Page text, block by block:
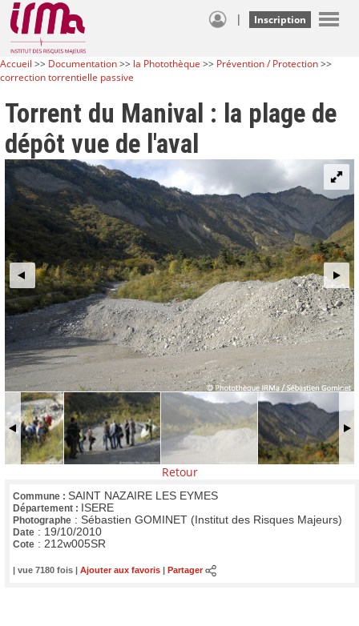
| Inscription
Accueil >> Documentation>> la Photothèque >> Prévention / Protection>>
correction torrentielle passive
Torrent du Manival : la plage de
dépôt vue de l'aval
Retour
Commune : SAINT NAZAIRE LES EYMES
Département : ISERE
Photographe : Sébastien GOMINET (Institut des Risques Majeurs)
Date : 19/10/2010
Cote : 212w005SR
| vue 7180 fois | Ajouter aux favoris Partager